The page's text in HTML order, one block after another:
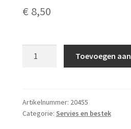
€ 8,50
bak
20
Toevoegen
Artikelnummer: 20455
Categorie: Servies en bestek